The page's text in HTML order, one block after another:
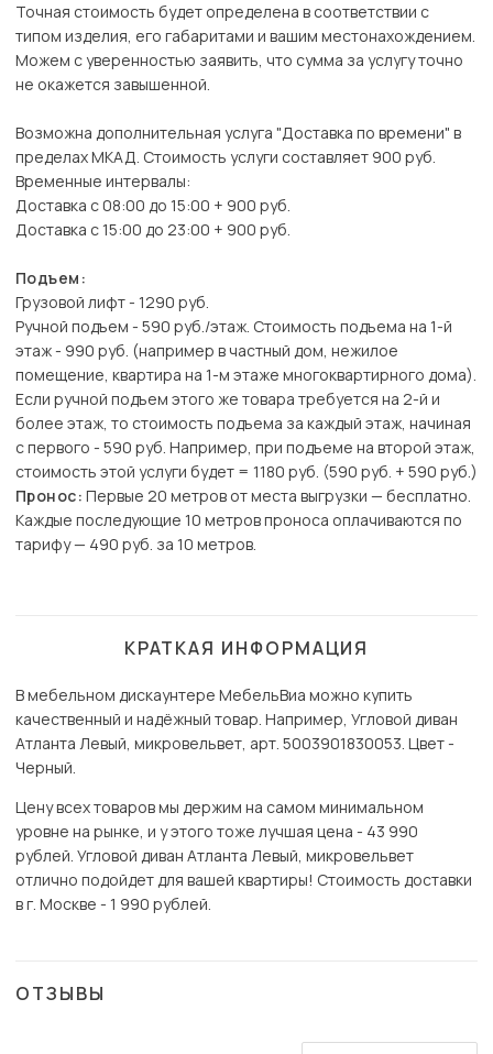
Точная стоимость будет определена в соответствии с
типом изделия, его габаритами и вашим местонахождением.
Можем с уверенностью заявить, что сумма за услугу точно
не окажется завышенной.
Возможна дополнительная услуга "Доставка по времени" в
пределах МКАД. Стоимость услуги составляет 900 руб.
Временные интервалы:
Доставка с 08:00 до 15:00 + 900 руб.
Доставка с 15:00 до 23:00 + 900 руб.
Подъем:
Грузовой лифт - 1290 руб.
Ручной подъем - 590 руб./этаж. Стоимость подъема на 1-й
этаж - 990 руб. (например в частный дом, нежилое
помещение, квартира на 1-м этаже многоквартирного дома).
Если ручной подъем этого же товара требуется на 2-й и
более этаж, то стоимость подъема за каждый этаж, начиная
с первого - 590 руб. Например, при подъеме на второй этаж,
стоимость этой услуги будет = 1180 руб. (590 руб. + 590 руб.)
Пронос: Первые 20 метров от места выгрузки — бесплатно.
Каждые последующие 10 метров проноса оплачиваются по
тарифу — 490 руб. за 10 метров.
КРАТКАЯ ИНФОРМАЦИЯ
В мебельном дискаунтере МебельВиа можно купить
качественный и надёжный товар. Например, Угловой диван
Атланта Левый, микровельвет, арт. 5003901830053. Цвет -
Черный.
Цену всех товаров мы держим на самом минимальном
уровне на рынке, и у этого тоже лучшая цена - 43 990
рублей. Угловой диван Атланта Левый, микровельвет
отлично подойдет для вашей квартиры! Стоимость доставки
в г. Москве - 1 990 рублей.
ОТЗЫВЫ